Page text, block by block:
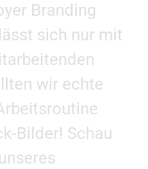
Branding
sich nur mit
wir echte
Bilder! Schau